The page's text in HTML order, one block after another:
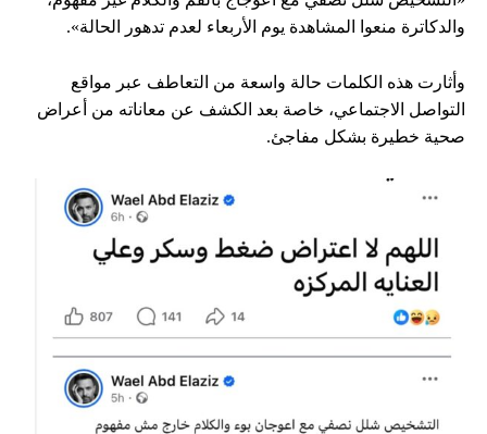
والدكاترة منعوا المشاهدة يوم الأربعاء لعدم تدهور الحالة».
وأثارت هذه الكلمات حالة واسعة من التعاطف عبر مواقع
التواصل الاجتماعي، خاصة بعد الكشف عن معاناته من أعراض
صحية خطيرة بشكل مفاجئ.